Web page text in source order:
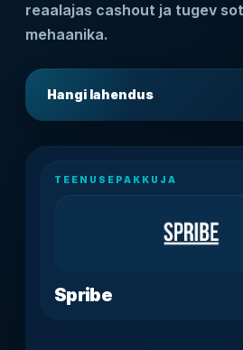
reaalajas cashout ja tugev
mehaanika.
Hangi lahendus
TEENUSEPAKKUJA
Spribe